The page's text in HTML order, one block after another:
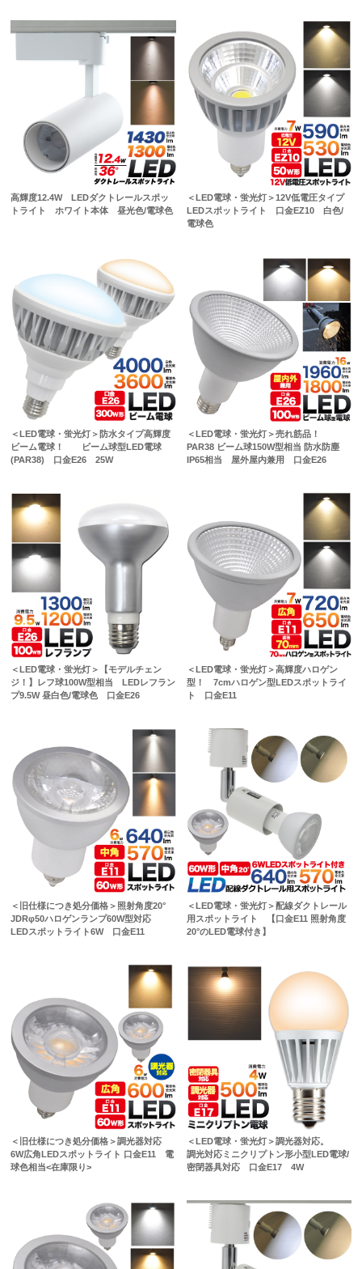
高輝度12.4W LEDダクトレールスポッ
トライト ホワイト本体 昼光色/電球色
＜LED電球・蛍光灯＞12V低電圧タイプ
LEDスポットライト 口金EZ10 白色/
電球色
＜LED電球・蛍光灯＞防水タイプ高輝度
ビーム電球！ ビーム球型LED電球
(PAR38) 口金E26 25W
＜LED電球・蛍光灯＞売れ筋品！
PAR38 ビーム球150W型相当 防水防塵
IP65相当 屋外屋内兼用 口金E26
＜LED電球・蛍光灯＞【モデルチェン
ジ！】レフ球100W型相当 LEDレフラン
プ9.5W 昼白色/電球色 口金E26
＜LED電球・蛍光灯＞高輝度ハロゲン
型！ 7cmハロゲン型LEDスポットライ
ト 口金E11
＜旧仕様につき処分価格＞照射角度20°
JDRφ50ハロゲンランプ60W型対応
LEDスポットライト6W 口金E11
＜LED電球・蛍光灯＞配線ダクトレール
用スポットライト 【口金E11 照射角度
20°のLED電球付き】
＜旧仕様につき処分価格＞調光器対応
6W広角LEDスポットライト 口金E11 電
球色相当<在庫限り>
＜LED電球・蛍光灯＞調光器対応。
調光対応ミニクリプトン形小型LED電球/
密閉器具対応 口金E17 4W